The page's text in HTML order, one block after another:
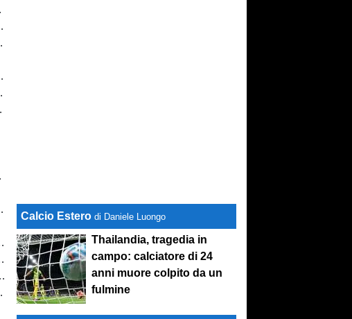
Calcio Estero di Daniele Luongo
Thailandia, tragedia in
campo: calciatore di 24
anni muore colpito da un
fulmine